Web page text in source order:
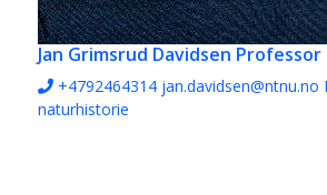
Jan Grimsrud Davidsen Professor
+4792464314 jan.davidsen@ntnu.no
naturhistorie